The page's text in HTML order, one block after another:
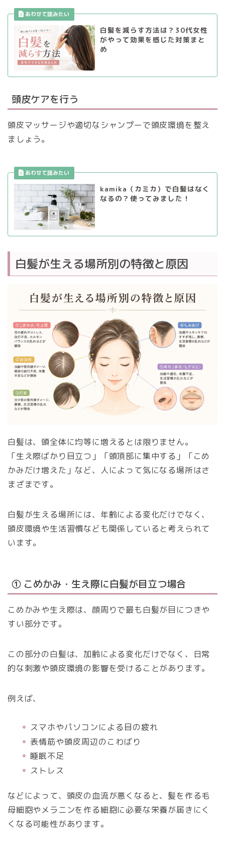
白髪を減らす方法は？30代女性
がやって効果を感じた対策まと
め
頭皮ケアを行う
頭皮マッサージや適切なシャンプーで頭皮環境を整え
ましょう。
kamika（カミカ）で白髪はなく
なるの？使ってみました！
白髪が生える場所別の特徴と原因
白髪は、頭全体に均等に増えるとは限りません。
「生え際ばかり目立つ」「頭頂部に集中する」「こめ
かみだけ増えた」など、人によって気になる場所はさ
まざまです。
白髪が生える場所には、年齢による変化だけでなく、
頭皮環境や生活習慣なども関係していると考えられて
います。
① こめかみ・生え際に白髪が目立つ場合
こめかみや生え際は、顔周りで最も白髪が目につきや
すい部分です。
この部分の白髪は、加齢による変化だけでなく、日常
的な刺激や頭皮環境の影響を受けることがあります。
例えば、
スマホやパソコンによる目の疲れ
表情筋や頭皮周辺のこわばり
睡眠不足
ストレス
などによって、頭皮の血流が悪くなると、髪を作る毛
母細胞やメラニンを作る細胞に必要な栄養が届きにく
くなる可能性があります。